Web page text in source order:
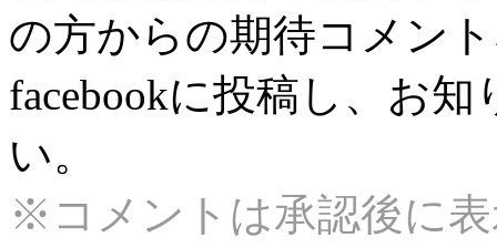
の方からの期待コメン
facebookに投稿し、お
い。
※コメントは承認後に